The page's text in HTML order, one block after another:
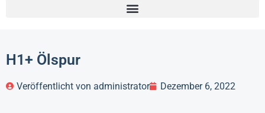
H1+ Ölspur
Veröffentlicht von administrator Dezember 6, 2022